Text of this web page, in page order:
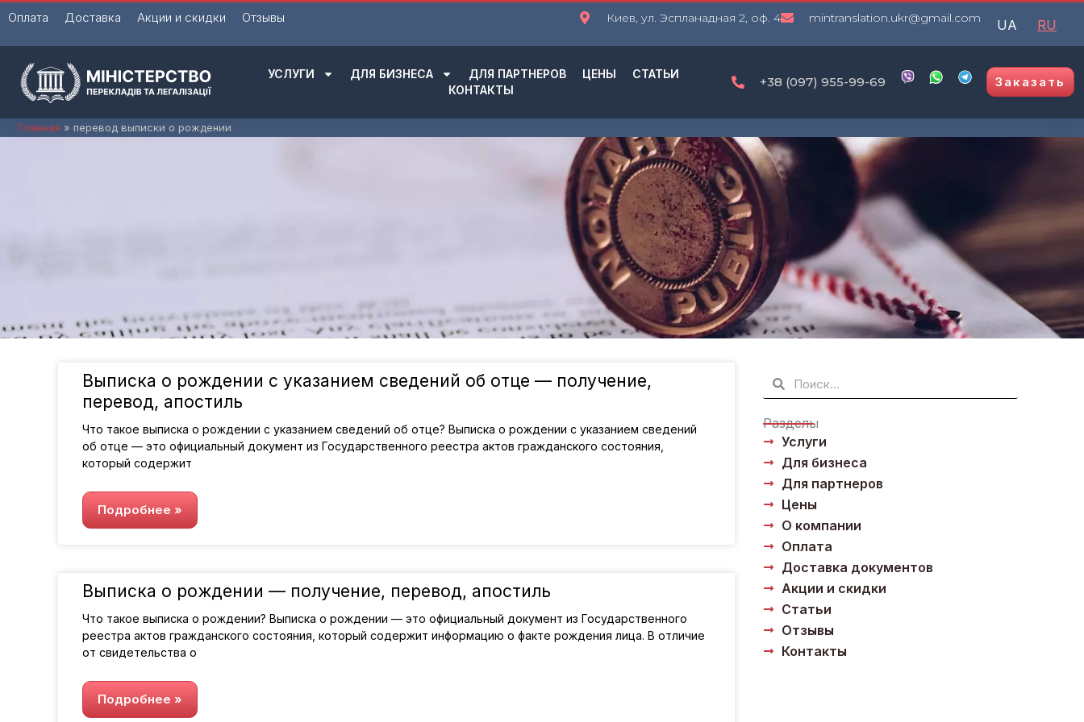
Перейти
Оплата Доставка Акции и скидки Отзывы Киев, ул. Эспланадная 2, оф. 4 mintranslation.ukr@gmail.com UA RU
УСЛУГИ ДЛЯ БИЗНЕСА ДЛЯ ПАРТНЕРОВ ЦЕНЫ
СТАТЬИ
КОНТАКТЫ
+38 (097) 955-99-69 Заказать
Главная перевод выписки о рождении
Выписка о рождении с указанием сведений об отце — получение,
перевод, апостиль
Что такое выписка о рождении с указанием сведений об отце? Выписка о рождении с указанием сведений
об отце — это официальный документ из Государственного реестра актов гражданского состояния,
который содержит
Подробнее »
Выписка о рождении — получение, перевод, апостиль
Что такое выписка о рождении? Выписка о рождении — это официальный документ из Государственного
реестра актов гражданского состояния, который содержит информацию о факте рождения лица. В отличие
от свидетельства о
Подробнее »
ПоискПоиск
Разделы
Услуги
Для бизнеса
Для партнеров
Цены
О компании
Оплата
Доставка документов
Акции и скидки
Статьи
Отзывы
Контакты